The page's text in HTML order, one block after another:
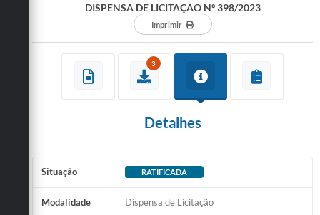
Inclusão e Acessibilidade
Cidadão
Transporte Coletivo Municipal (Horários e
Itinerários)
Normas e Legislação
DISPENSA DE LICITAÇÃO Nº 398/2023
Imprimir
3
Detalhes
Situação RATIFICADA
Modalidade Dispensa de Licitação